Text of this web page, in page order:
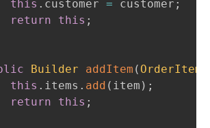
this . customer = customer ;
return
this ;
Builder addItem ( OrderItem
this . items . add ( item ) ;
return
this ;